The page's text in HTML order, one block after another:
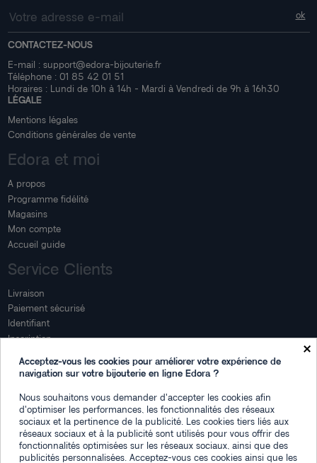
CONTACTEZ-NOUS
E-mail : support@edora-bijouterie.fr
Téléphone : 01 85 42 01 51
Horaires : Lundi de 10h à 14h - Mardi à Vendredi de 9h à 16h30
LÉGALE
Mentions légales
Conditions générales de vente
Edora et moi
A propos
Programme fidélité
Magasins
Mon compte
Accueil guide
Service Clients
Livraison
Paiement sécurisé
Identifiant
Inscription
Mon espace
Suivi de commande
Connexion
Créez votre compte
Des questions
×
Acceptez-vous les cookies pour améliorer votre expérience de
navigation sur votre bijouterie en ligne Edora ?
Nous souhaitons vous demander d'accepter les cookies afin
d'optimiser les performances, les fonctionnalités des réseaux
sociaux et la pertinence de la publicité. Les cookies tiers liés aux
réseaux sociaux et à la publicité sont utilisés pour vous offrir des
fonctionnalités optimisées sur les réseaux sociaux, ainsi que des
publicités personnalisées. Acceptez-vous ces cookies ainsi que les